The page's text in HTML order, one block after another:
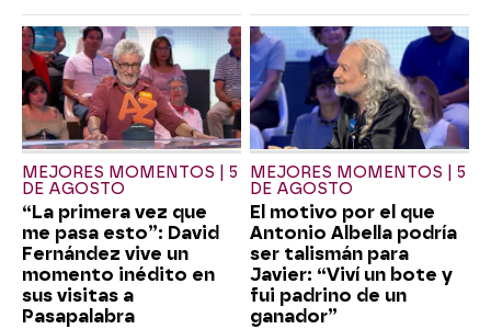
MEJORES MOMENTOS | 5
DE AGOSTO
“La primera vez que
me pasa esto”: David
Fernández vive un
momento inédito en
sus visitas a
Pasapalabra
MEJORES MOMENTOS | 5
DE AGOSTO
El motivo por el que
Antonio Albella podría
ser talismán para
Javier: “Viví un bote y
fui padrino de un
ganador”